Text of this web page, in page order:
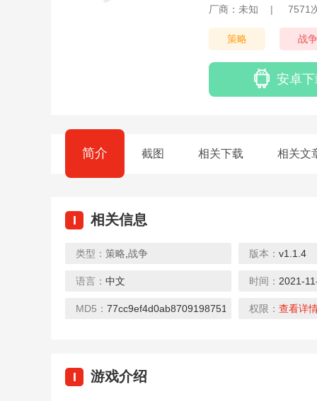
厂商：未知 | 7571
策略 战争
安卓
简介 截图 相关下载 相关文
I 相关信息
类型： 策略 战争 版本： v1.1.4
语言： 中文 时间： 2021-
MD5： 77cc9ef4d0ab8709198751b8e2706fcc
权限： 查看详
I 游戏介绍